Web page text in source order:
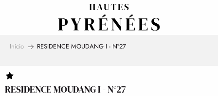
Inicio RESIDENCE MOUDANG I - N°27
RESIDENCE MOUDANG I - N°27